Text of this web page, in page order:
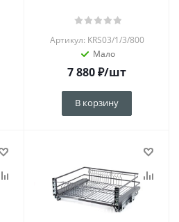
Артикул: KRS03/1/3/800
Мало
7 880₽/шт
В корзину